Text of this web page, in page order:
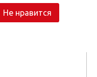
Не нравится